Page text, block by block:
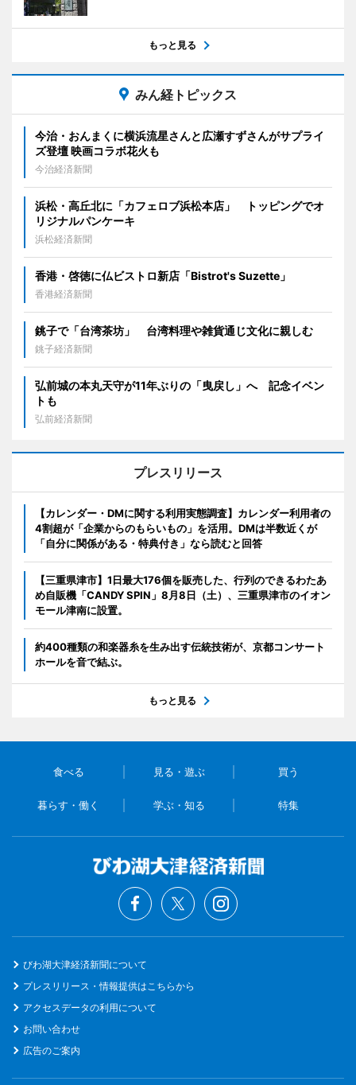
もっと見る
みん経トピックス
今治・おんまくに横浜流星さんと広瀬すずさんがサプライ
ズ登壇 映画コラボ花火も
今治経済新聞
浜松・高丘北に「カフェロブ浜松本店」 トッピングでオ
リジナルパンケーキ
浜松経済新聞
香港・啓徳に仏ビストロ新店「Bistrot's Suzette」
香港経済新聞
銚子で「台湾茶坊」 台湾料理や雑貨通じ文化に親しむ
銚子経済新聞
弘前城の本丸天守が11年ぶりの「曳戻し」へ 記念イベン
トも
弘前経済新聞
プレスリリース
【カレンダー・DMに関する利用実態調査】カレンダー利用者の
4割超が「企業からのもらいもの」を活用。DMは半数近くが
「自分に関係がある・特典付き」なら読むと回答
【三重県津市】1日最大176個を販売した、行列のできるわたあ
め自販機「CANDY SPIN」8月8日（土）、三重県津市のイオン
モール津南に設置。
約400種類の和楽器糸を生み出す伝統技術が、京都コンサート
ホールを音で結ぶ。
もっと見る
食べる 見る・遊ぶ 買う
暮らす・働く 学ぶ・知る 特集
びわ湖大津経済新聞について
プレスリリース・情報提供はこちらから
アクセスデータの利用について
お問い合わせ
広告のご案内